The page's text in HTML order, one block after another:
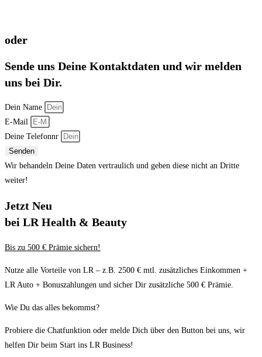
oder
Sende uns Deine Kontaktdaten und wir melden
uns bei Dir.
Dein Name
E-Mail
Deine Telefonnr
Senden
Wir behandeln Deine Daten vertraulich und geben diese nicht an Dritte
weiter!
Jetzt Neu
bei LR Health & Beauty
Bis zu 500 € Prämie sichern!
Nutze alle Vorteile von LR – z.B. 2500 € mtl. zusätzliches Einkommen +
LR Auto + Bonuszahlungen und sicher Dir zusätzliche 500 € Prämie.
Wie Du das alles bekommst?
Probiere die Chatfunktion oder melde Dich über den Button bei uns, wir
helfen Dir beim Start ins LR Business!